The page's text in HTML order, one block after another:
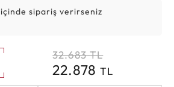
içinde sipariş verirseniz
32.683 TL
22.878TL